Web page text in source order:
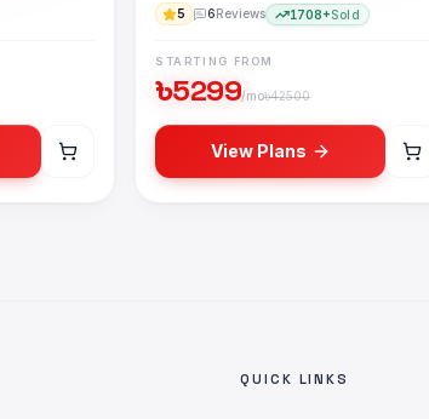
5 6Reviews 1708+Sold
STARTING FROM
৳5299/mo৳42500
View Plans
QUICK LINKS